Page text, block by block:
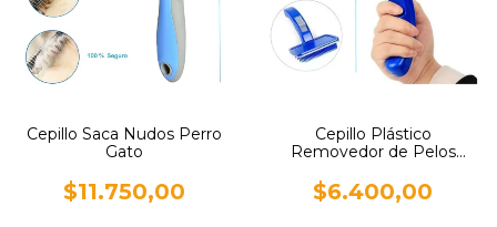
Cepillo Saca Nudos Perro
Gato
$11.750,00
Cepillo Plástico
Removedor de Pelos
$6.400,00